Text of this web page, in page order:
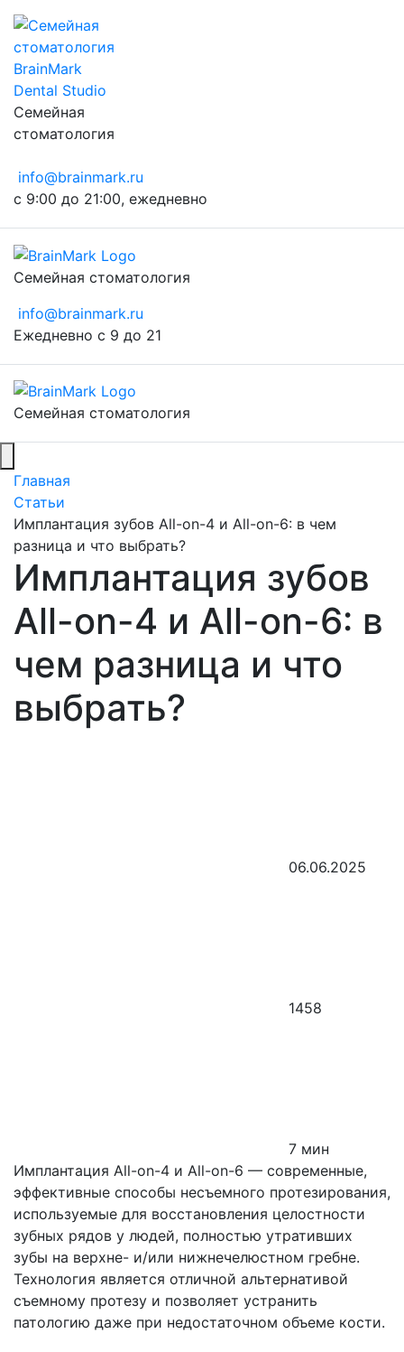
Семейная
стоматология
info@brainmark.ru
с 9:00 до 21:00, ежедневно
Семейная стоматология
info@brainmark.ru
Ежедневно с 9 до 21
Семейная стоматология
Главная
Статьи
Имплантация зубов All-on-4 и All-on-6: в чем
разница и что выбрать?
Имплантация зубов
All-on-4 и All-on-6: в
чем разница и что
выбрать?
06.06.2025
1458
7 мин
Имплантация All-on-4 и All-on-6 — современные,
эффективные способы несъемного протезирования,
используемые для восстановления целостности
зубных рядов у людей, полностью утративших
зубы на верхне- и/или нижнечелюстном гребне.
Технология является отличной альтернативой
съемному протезу и позволяет устранить
патологию даже при недостаточном объеме кости.